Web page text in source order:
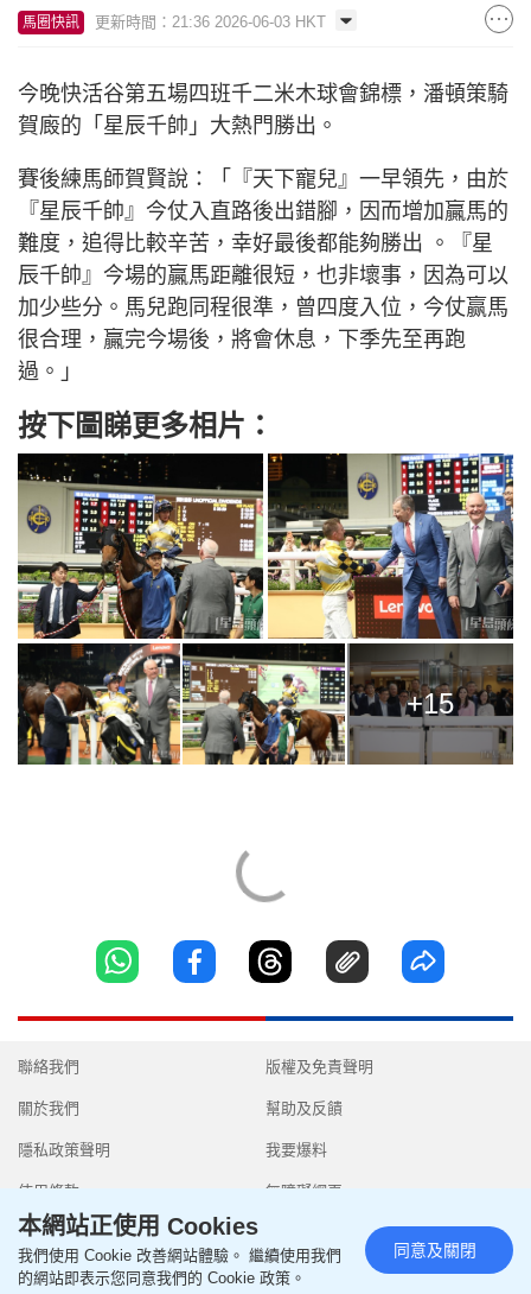
馬圈快訊 更新時間：21:36 2026-06-03 HKT
今晚快活谷第五場四班千二米木球會錦標，潘頓策騎
賀廄的「星辰千帥」大熱門勝出。
賽後練馬師賀賢說：「『天下寵兒』一早領先，由於
『星辰千帥』今仗入直路後出錯腳，因而增加贏馬的
難度，追得比較辛苦，幸好最後都能夠勝出 。『星
辰千帥』今場的贏馬距離很短，也非壞事，因為可以
加少些分。馬兒跑同程很準，曾四度入位，今仗赢馬
很合理，贏完今場後，將會休息，下季先至再跑
過。」
按下圖睇更多相片：
+15
聯絡我們
關於我們
隱私政策聲明
使用條款
版權及免責聲明
幫助及反饋
我要爆料
無障礙網頁
Copyright © 2026 SingTao Ltd.All rights reserved.
本網站正使用 Cookies
我們使用 Cookie 改善網站體驗。 繼續使用我們
的網站即表示您同意我們的 Cookie 政策。
同意及關閉